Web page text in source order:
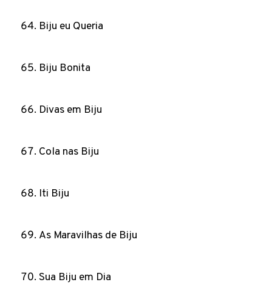
Biju eu Queria
Biju Bonita
Divas em Biju
Cola nas Biju
Iti Biju
As Maravilhas de Biju
Sua Biju em Dia